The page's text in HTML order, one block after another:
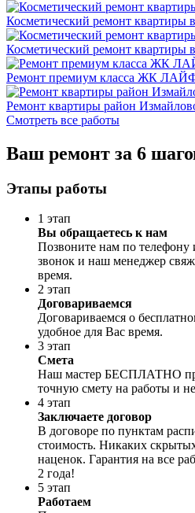
Косметический ремонт квартиры
Косметический ремонт квартиры
Ремонт премиум класса ЖК ЛАЙФ
Ремонт квартиры район
Смотреть все работы
Ваш ремонт за 6
Этапы работы
1 этап
Вы обращаетесь к нам
Позвоните нам по телефону
звонок и наш менеджер
время.
2 этап
Договариваемся
Договариваемся о
удобное для Вас время.
3 этап
Смета
Наш мастер БЕСПЛАТНО
точную смету на работы и
4 этап
Заключаете договор
В договоре по пунктам
стоимость. Никаких
наценок. Гарантия на все
2 года!
5 этап
Работаем